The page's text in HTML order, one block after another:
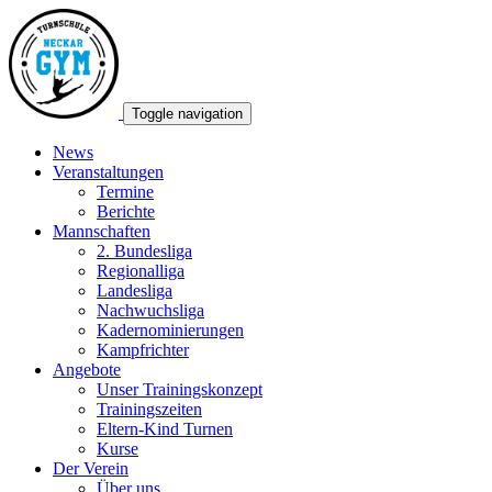
Toggle navigation
News
Veranstaltungen
Termine
Berichte
Mannschaften
2. Bundesliga
Regionalliga
Landesliga
Nachwuchsliga
Kadernominierungen
Kampfrichter
Angebote
Unser Trainingskonzept
Trainingszeiten
Eltern-Kind Turnen
Kurse
Der Verein
Über uns